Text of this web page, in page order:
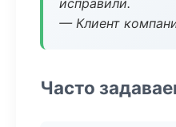
исправили.
— Клиент
Часто